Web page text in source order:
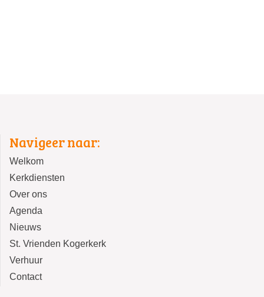
Navigeer naar:
Welkom
Kerkdiensten
Over ons
Agenda
Nieuws
St. Vrienden Kogerkerk
Verhuur
Contact